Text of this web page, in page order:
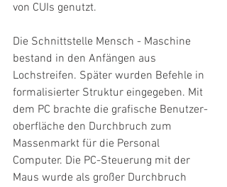
von CUIs genutzt.
Die Schnittstelle Mensch - Maschine
bestand in den Anfängen aus
Lochstreifen. Später wurden Befehle in
formalisierter Struktur eingegeben. Mit
dem PC brachte die grafische Benutzer-
oberfläche den Durchbruch zum
Massenmarkt für die Personal
Computer. Die PC-Steuerung mit der
Maus wurde als großer Durchbruch